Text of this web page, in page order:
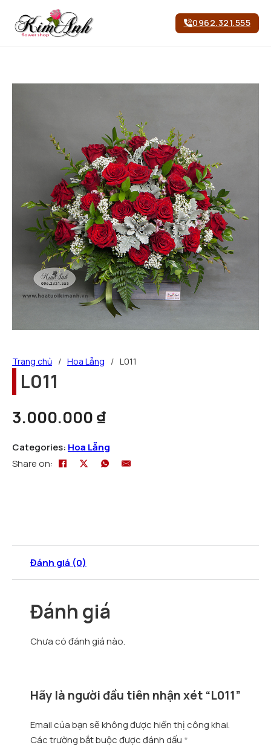
0962.321.555
Trang chủ / Hoa Lẵng / L011
L011
3.000.000₫
Categories: Hoa Lẵng
Share on:
Đánh giá (0)
Đánh giá
Chưa có đánh giá nào.
Hãy là người đầu tiên nhận xét “L011”
Email của bạn sẽ không được hiển thị công khai.
Các trường bắt buộc được đánh dấu *